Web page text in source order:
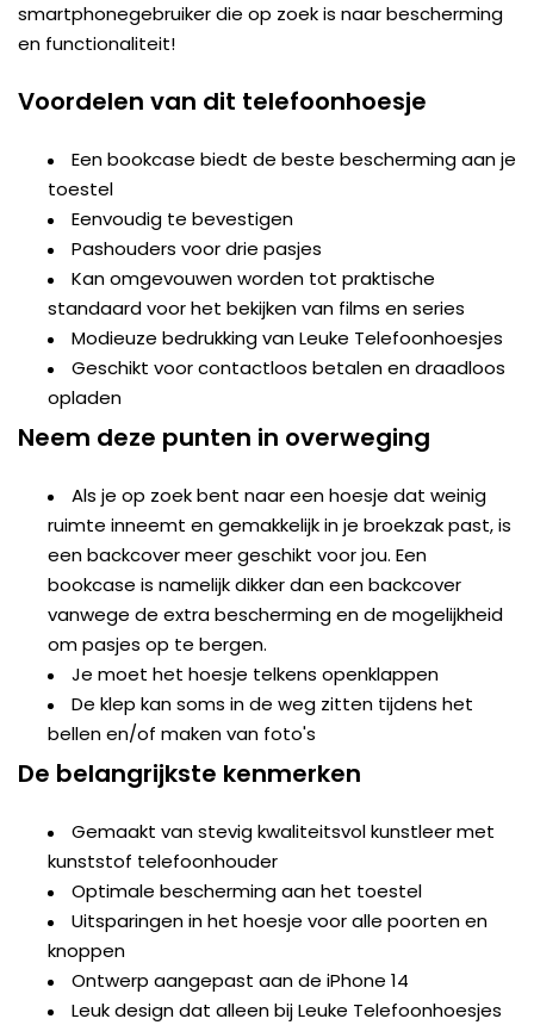
smartphonegebruiker die op zoek is naar bescherming
en functionaliteit!
Voordelen van dit telefoonhoesje
Een bookcase biedt de beste bescherming aan je
toestel
Eenvoudig te bevestigen
Pashouders voor drie pasjes
Kan omgevouwen worden tot praktische
standaard voor het bekijken van films en series
Modieuze bedrukking van Leuke Telefoonhoesjes
Geschikt voor contactloos betalen en draadloos
opladen
Neem deze punten in overweging
Als je op zoek bent naar een hoesje dat weinig
ruimte inneemt en gemakkelijk in je broekzak past, is
een backcover meer geschikt voor jou. Een
bookcase is namelijk dikker dan een backcover
vanwege de extra bescherming en de mogelijkheid
om pasjes op te bergen.
Je moet het hoesje telkens openklappen
De klep kan soms in de weg zitten tijdens het
bellen en/of maken van foto's
De belangrijkste kenmerken
Gemaakt van stevig kwaliteitsvol kunstleer met
kunststof telefoonhouder
Optimale bescherming aan het toestel
Uitsparingen in het hoesje voor alle poorten en
knoppen
Ontwerp aangepast aan de iPhone 14
Leuk design dat alleen bij Leuke Telefoonhoesjes